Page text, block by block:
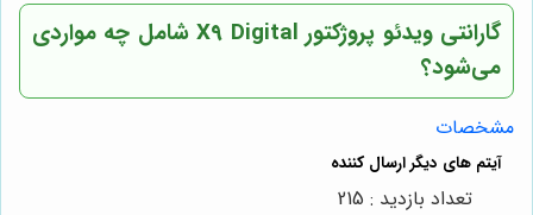
گارانتی ویدئو پروژکتور X9 Digital شامل چه مواردی
می‌شود؟
مشخصات
تعداد بازدید : 215